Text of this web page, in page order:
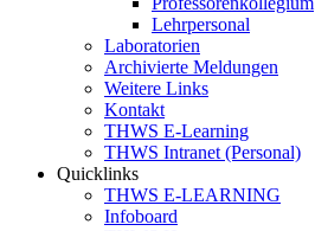
Lehrpersonal
Laboratorien
Archivierte Meldungen
Weitere Links
Kontakt
THWS E-Learning
THWS Intranet (Personal)
Quicklinks
THWS E-LEARNING
Infoboard